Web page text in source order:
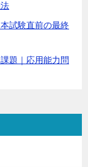
試験直前の最終
題｜応用能力問